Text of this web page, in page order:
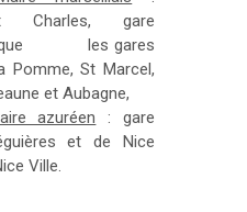
Charles, gare
que les gares
Pomme, St Marcel,
et Aubagne,
azuréen : gare
et de Nice
Ville.